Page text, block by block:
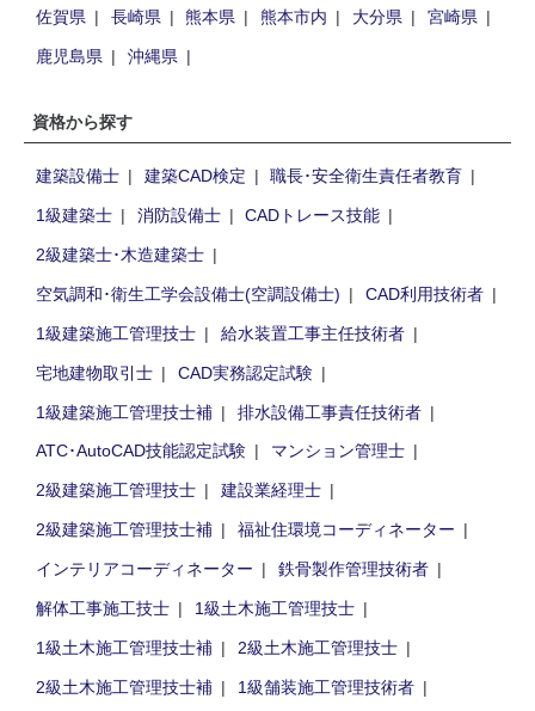
佐賀県
長崎県 熊本県 熊本市内 大分県
宮崎県
鹿児島県
沖縄県
資格から探す
建築設備士 建築CAD検定
職長･安全衛生責任者教育
1級建築士
消防設備士
CADトレース技能
2級建築士･木造建築士
空気調和･衛生工学会設備士(空調設備士)
CAD利用技術者
1級建築施工管理技士
給水装置工事主任技術者
宅地建物取引士
CAD実務認定試験
1級建築施工管理技士補
排水設備工事責任技術者
ATC･AutoCAD技能認定試験
マンション管理士
2級建築施工管理技士
建設業経理士
2級建築施工管理技士補
福祉住環境コーディネーター
インテリアコーディネーター
鉄骨製作管理技術者
解体工事施工技士
1級土木施工管理技士
1級土木施工管理技士補
2級土木施工管理技士
2級土木施工管理技士補
1級舗装施工管理技術者